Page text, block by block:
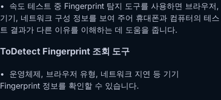
• 속도 테스트 중 Fingerprint 탐지 도구를 사용하면 브라우저,
기기, 네트워크 구성 정보를 보여 주어 휴대폰과 컴퓨터의 테스
트 결과가 다른 이유를 이해하는 데 도움을 줍니다.
ToDetect Fingerprint 조회 도구
• 운영체제, 브라우저 유형, 네트워크 지연 등 기기
Fingerprint 정보를 확인할 수 있습니다.